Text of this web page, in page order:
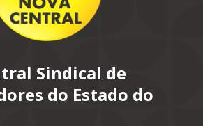
Sindical de
do Estado do